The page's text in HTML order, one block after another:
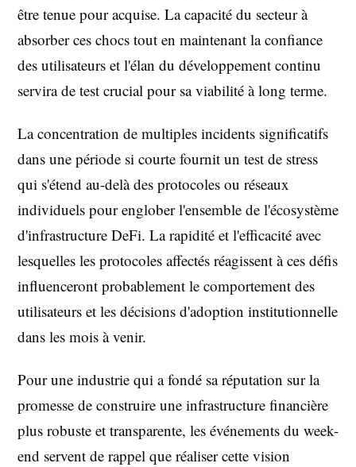
être tenue pour acquise. La capacité du secteur à
absorber ces chocs tout en maintenant la confiance
des utilisateurs et l'élan du développement continu
servira de test crucial pour sa viabilité à long terme.
La concentration de multiples incidents significatifs
dans une période si courte fournit un test de stress
qui s'étend au-delà des protocoles ou réseaux
individuels pour englober l'ensemble de l'écosystème
d'infrastructure DeFi. La rapidité et l'efficacité avec
lesquelles les protocoles affectés réagissent à ces défis
influenceront probablement le comportement des
utilisateurs et les décisions d'adoption institutionnelle
dans les mois à venir.
Pour une industrie qui a fondé sa réputation sur la
promesse de construire une infrastructure financière
plus robuste et transparente, les événements du week-
end servent de rappel que réaliser cette vision